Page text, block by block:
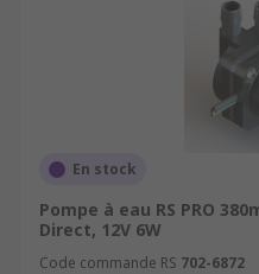
En stock
Pompe à eau RS PRO
Direct, 12V 6W
Code commande RS 702-6872